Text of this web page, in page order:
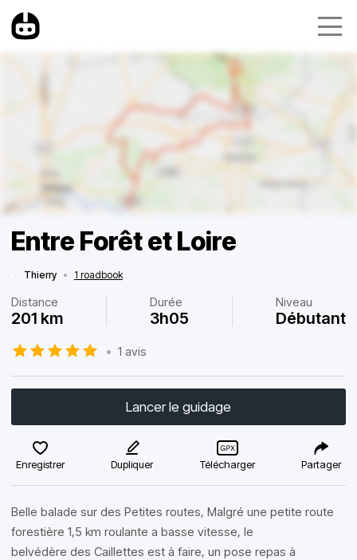
Entre Forêt et Loire
Thierry • 1 roadbook
Distance
201 km
Durée
3h05
Niveau
Débutant
• 1 avis
Lancer le guidage
Enregistrer Dupliquer Télécharger Partager
Belle balade sur des Petites routes, Malgré une petite route
forestière 1,5 km roulante a basse vitesse, le
belvédère des Caillettes est à faire, un pose repas à